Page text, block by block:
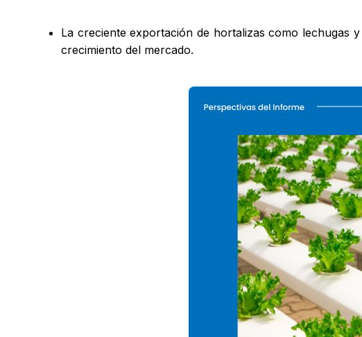
La creciente exportación de hortalizas como lechugas
crecimiento del mercado.